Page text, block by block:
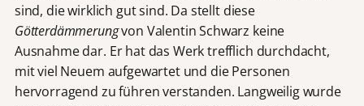
sind, die wirklich gut sind. Da stellt diese
Götterdämmerungvon Valentin Schwarz keine
Ausnahme dar. Er hat das Werk trefflich durchdacht,
mit viel Neuem aufgewartet und die Personen
hervorragend zu führen verstanden. Langweilig wurde